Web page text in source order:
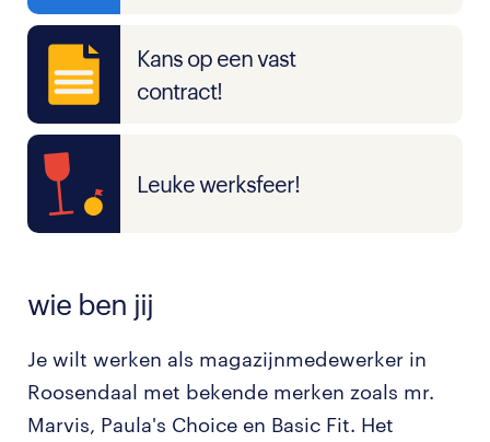
Kans op een vast
contract!
Leuke werksfeer!
wie ben jij
Je wilt werken als magazijnmedewerker in
Roosendaal met bekende merken zoals mr.
Marvis, Paula's Choice en Basic Fit. Het